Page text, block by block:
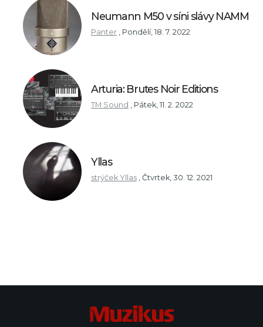
Neumann M50 v síni slávy NAMM
Panter , Pondělí, 18. 7. 2022
Arturia: Brutes Noir Editions
TM Sound , Pátek, 11. 2. 2022
Yllas
strýček Yllas , Čtvrtek, 30. 12. 2021